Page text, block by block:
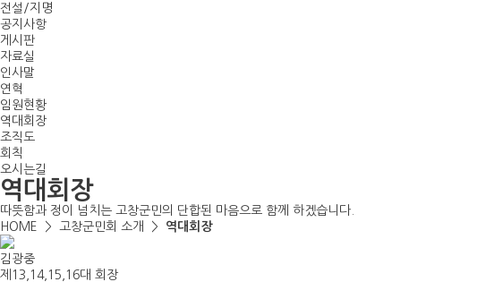
전설/지명
공지사항
게시판
자료실
인사말
연혁
임원현황
역대회장
조직도
회칙
오시는길
역대회장
따뜻함과 정이 넘치는 고창군민의 단합된 마음으로 함께 하겠습니다.
HOME > 고창군민회 소개 > 역대회장
김광중
제13,14,15,16대 회장